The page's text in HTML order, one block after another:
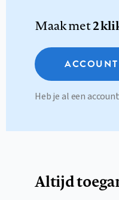
Maak met2
Heb je al een
Altijd